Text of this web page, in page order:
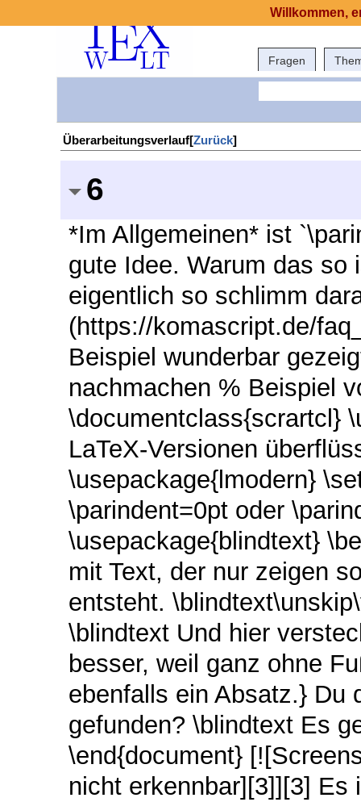
Fragen
Überarbeitungsverlauf[Zurück]
6
*Im Allgemeinen* ist
gute Idee. Warum das
eigentlich so schlimm
(https://komascript.de/
Beispiel wunderbar
nachmachen % Beispiel
\documentclass{scrartcl}
LaTeX-Versionen
\usepackage{lmodern}
\parindent=0pt oder
\usepackage{blindtext}
mit Text, der nur zeigen
entsteht.
\blindtext Und hier
besser, weil ganz ohne
ebenfalls ein Absatz.} Du
gefunden? \blindtext Es
\end{document}
nicht erkennbar][3]][3] Es
Willkommen,